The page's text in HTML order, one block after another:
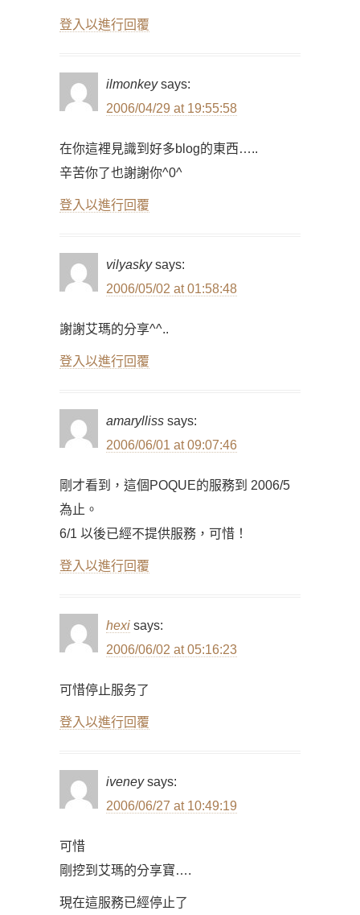
登入以進行回覆
ilmonkey says:
2006/04/29 at 19:55:58
在你這裡見識到好多blog的東西…..
辛苦你了也謝謝你^0^
登入以進行回覆
vilyasky says:
2006/05/02 at 01:58:48
謝謝艾瑪的分享^^..
登入以進行回覆
amarylliss says:
2006/06/01 at 09:07:46
剛才看到，這個POQUE的服務到 2006/5
為止。
6/1 以後已經不提供服務，可惜！
登入以進行回覆
hexi says:
2006/06/02 at 05:16:23
可惜停止服务了
登入以進行回覆
iveney says:
2006/06/27 at 10:49:19
可惜
剛挖到艾瑪的分享寶….
現在這服務已經停止了